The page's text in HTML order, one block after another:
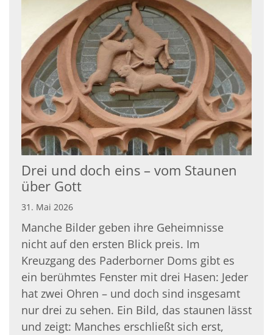
Drei und doch eins – vom Staunen
über Gott
31. Mai 2026
Manche Bilder geben ihre Geheimnisse
nicht auf den ersten Blick preis. Im
Kreuzgang des Paderborner Doms gibt es
ein berühmtes Fenster mit drei Hasen: Jeder
hat zwei Ohren – und doch sind insgesamt
nur drei zu sehen. Ein Bild, das staunen lässt
und zeigt: Manches erschließt sich erst,